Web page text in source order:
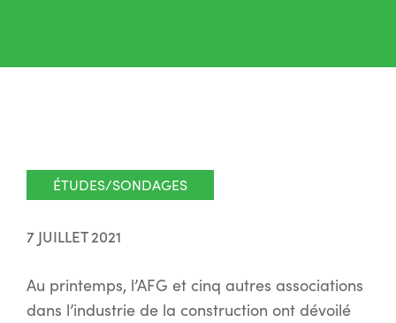
ÉTUDES/SONDAGES
7 JUILLET 2021
Au printemps, l’AFG et cinq autres associations
dans l’industrie de la construction ont dévoilé